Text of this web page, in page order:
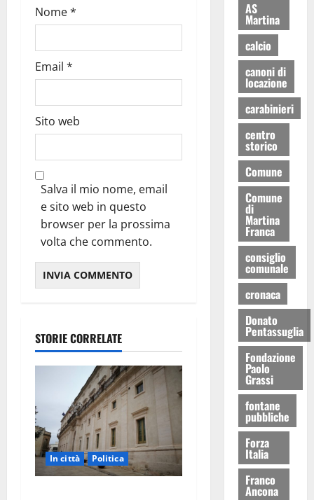
Nome*
Email *
Sito web
Salva il mio nome, email
e sito web in questo
browser per la prossima
volta che commento.
STORIE CORRELATE
In città Politica
AS
Martina
calcio
canoni di
locazione
carabinieri
centro
storico
Comune
Comune
di
Martina
Franca
consiglio
comunale
cronaca
Donato
Pentassuglia
Fondazione
Paolo
Grassi
fontane
pubbliche
Forza
Italia
Franco
Ancona